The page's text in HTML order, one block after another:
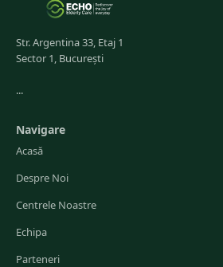
Str. Argentina 33, Etaj 1
Sector 1, București
...
Navigare
Acasă
Despre Noi
Centrele Noastre
Echipa
Parteneri